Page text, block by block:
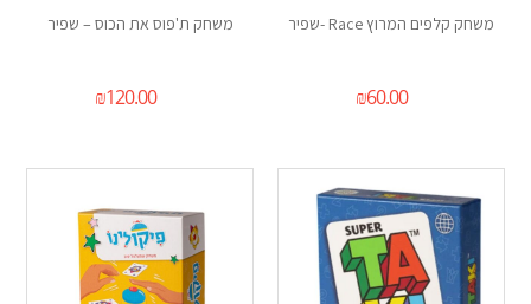
משחק קלפים המרוץ Race -שפיר
₪60.00
משחק ת'פוס את הכוס – שפיר
₪120.00